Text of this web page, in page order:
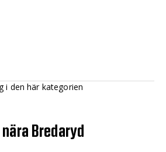
i den här kategorien
Bredaryd